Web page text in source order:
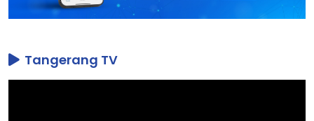
Tangerang TV